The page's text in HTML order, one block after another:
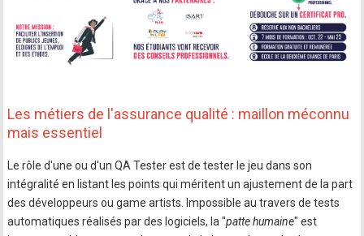
Les métiers de l'assurance qualité : maillon méconnu
mais essentiel
Le rôle d'une ou d'un QA Tester est de tester le jeu dans son
intégralité en listant les points qui méritent un ajustement de la part
des développeurs ou game artists. Impossible au travers de tests
automatiques réalisés par des logiciels, la "patte humaine" est